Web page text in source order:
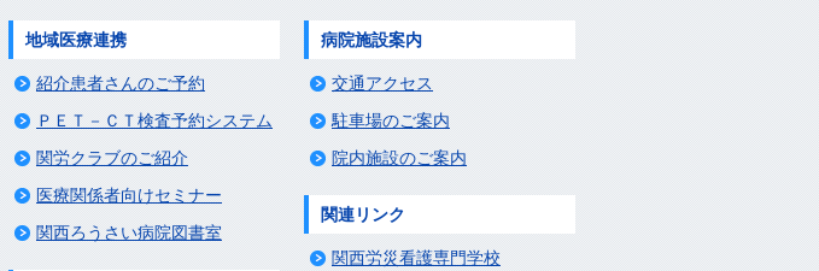
地域医療連携
紹介患者さんのご予約
ＰＥＴ－ＣＴ検査予約システム
関労クラブのご紹介
医療関係者向けセミナー
関西ろうさい病院図書室
病院施設案内
交通アクセス
駐車場のご案内
院内施設のご案内
関連リンク
関西労災看護専門学校